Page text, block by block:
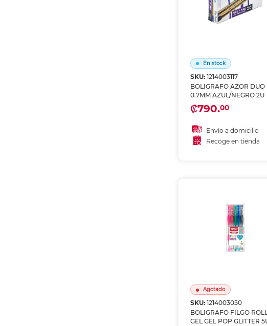
En stock
SKU: 1214003117
BOLIGRAFO AZOR DUO
0.7MM AZUL/NEGRO 2U
₡790.00
Envío a domicilio
Recoge en tienda
Agotado
SKU: 1214003050
BOLIGRAFO FILGO
GEL GEL POP GLITTER